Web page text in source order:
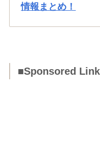
情報まとめ！
■Sponsored